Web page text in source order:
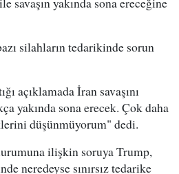
silahların tedarikinde sorun
açıklamada İran savaşını
yakında sona erecek. Çok daha
düşünmüyorum" dedi.
ilişkin soruya Trump,
neredeyse sınırsız tedarike